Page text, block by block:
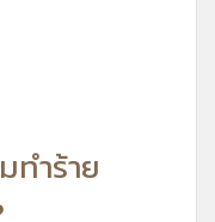
ทำร้าย